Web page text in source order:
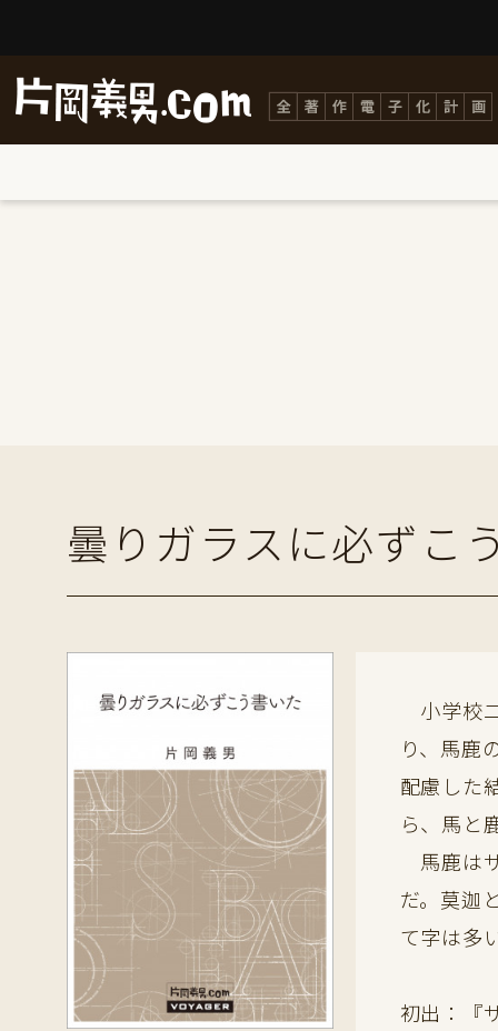
曇りガラスに必ずこ
小学校
り、馬鹿
配慮した
ら、馬と
馬鹿は
だ。莫迦
て字は多
初出：『